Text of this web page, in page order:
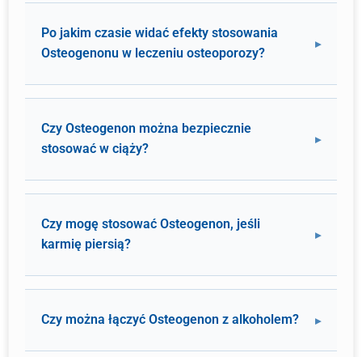
Po jakim czasie widać efekty stosowania
Osteogenonu w leczeniu osteoporozy?
Czy Osteogenon można bezpiecznie
stosować w ciąży?
Czy mogę stosować Osteogenon, jeśli
karmię piersią?
Czy można łączyć Osteogenon z alkoholem?